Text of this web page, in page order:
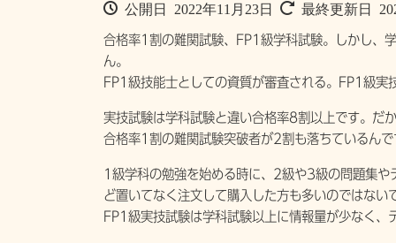
公開日 2022年11月23日 最終更新日
合格率1割の難関試験、FP1級学科試験。しかし、
ん。
FP1級技能士としての資質が審査される。FP1級実
実技試験は学科試験と違い合格率8割以上です。だ
合格率1割の難関試験突破者が2割も落ちているんで
1級学科の勉強を始める時に、2級や3級の問題集
ど置いてなく注文して購入した方も多いのではない
FP1級実技試験は学科試験以上に情報量が少なく、